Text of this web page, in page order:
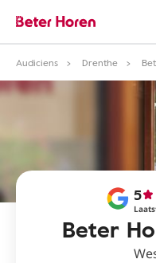
Audiciens
Drenthe
Beter
5